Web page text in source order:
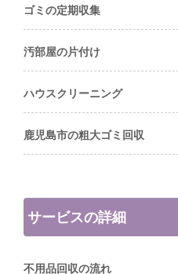
ゴミの定期収集
汚部屋の片付け
ハウスクリーニング
鹿児島市の粗大ゴミ回収
サービスの詳細
不用品回収の流れ